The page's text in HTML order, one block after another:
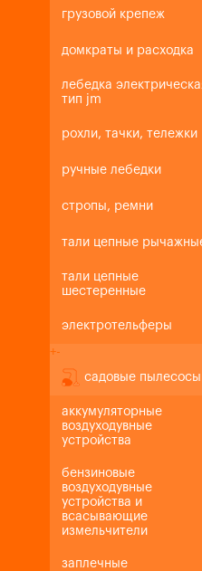
грузовой крепеж
домкраты и расходка
лебедка
тип jm
рохли, тачки, тележки
ручные лебедки
стропы, ремни
тали цепные
тали цепные
шестеренные
электротельферы
+-
садовые пылесосы
аккумуляторные
воздуходувные
устройства
бензиновые
воздуходувные
устройства и
всасывающие
измельчители
заплечные